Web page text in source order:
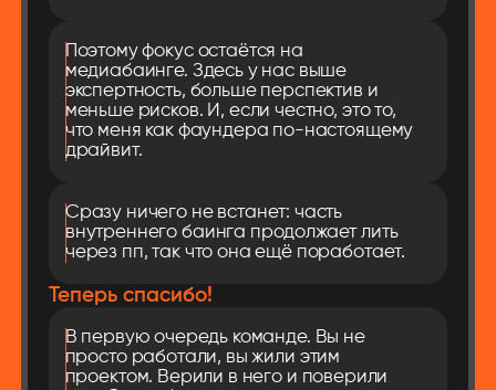
Поэтому фокус остаётся на
медиабаинге. Здесь у нас выше
экспертность, больше перспектив и
меньше рисков. И, если честно, это то,
что меня как фаундера по-настоящему
драйвит.
Сразу ничего не встанет: часть
внутреннего баинга продолжает лить
через пп, так что она ещё поработает.
Теперь спасибо!
В первую очередь команде. Вы не
просто работали, вы жили этим
проектом. Верили в него и поверили